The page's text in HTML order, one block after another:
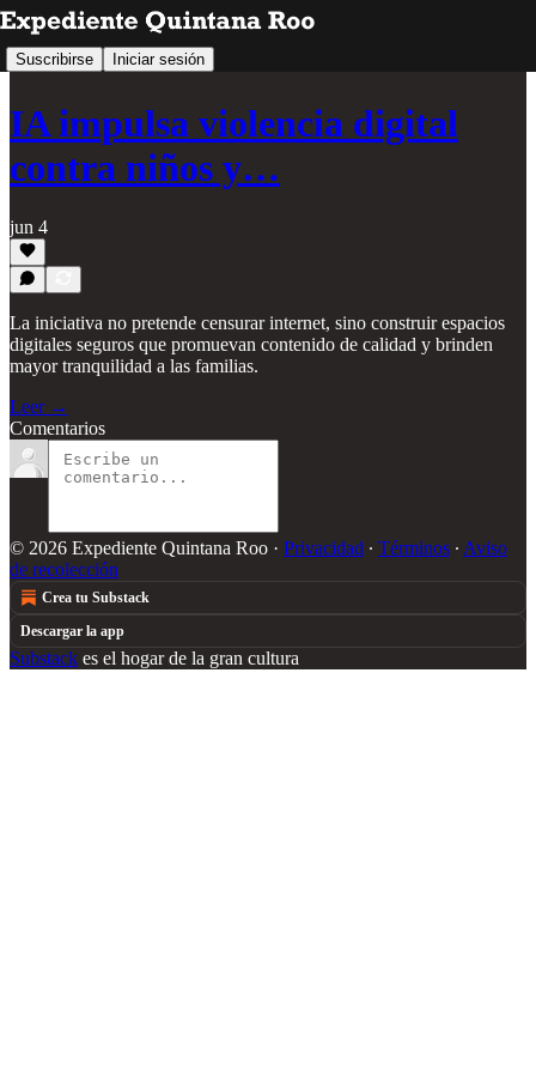
Suscribirse Iniciar sesión
IA impulsa violencia digital
contra niños y…
jun 4
La iniciativa no pretende censurar internet, sino construir espacios
digitales seguros que promuevan contenido de calidad y brinden
mayor tranquilidad a las familias.
Leer →
Comentarios
© 2026 Expediente Quintana Roo · Privacidad ∙ Términos ∙ Aviso
de recolección
Crea tu Substack
Descargar la app
Substack es el hogar de la gran cultura